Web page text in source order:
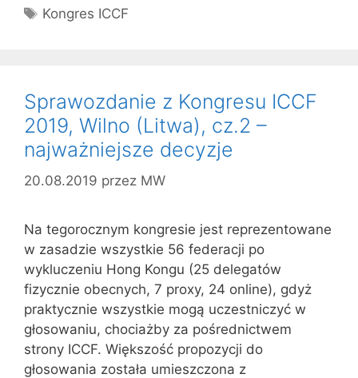
Tagi
Kongres ICCF
Sprawozdanie z Kongresu ICCF
2019, Wilno (Litwa), cz.2 –
najważniejsze decyzje
20.08.2019 przez MW
Na tegorocznym kongresie jest reprezentowane
w zasadzie wszystkie 56 federacji po
wykluczeniu Hong Kongu (25 delegatów
fizycznie obecnych, 7 proxy, 24 online), gdyż
praktycznie wszystkie mogą uczestniczyć w
głosowaniu, chociażby za pośrednictwem
strony ICCF. Większość propozycji do
głosowania została umieszczona z